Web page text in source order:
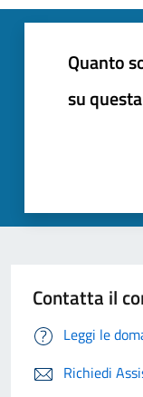
Quanto
su
Contatta il
Leggi le
Richiedi